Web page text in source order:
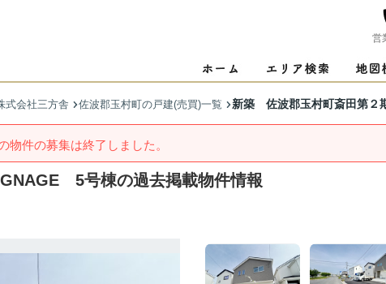
営
式会社三方舎 佐波郡玉村町の戸建(売買)一覧 新築 佐波郡玉村町斎田第
物件の募集は終了しました。
5号棟の過去掲載物件情報